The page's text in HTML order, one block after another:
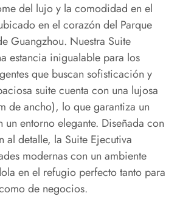
del lujo y la comodidad en el
en el corazón del Parque
Guangzhou. Nuestra Suite
estancia inigualable para los
que buscan sofisticación y
suite cuenta con una lujosa
de ancho), lo que garantiza un
un entorno elegante. Diseñada con
al detalle, la Suite Ejecutiva
modernas con un ambiente
en el refugio perfecto tanto para
de negocios.